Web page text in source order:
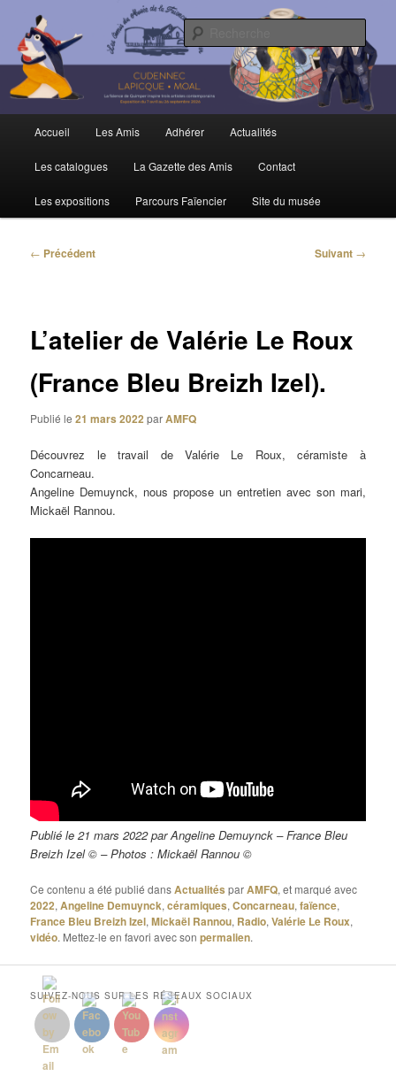
contenu
principalAmis du Musée et de la Faïence de
Quimper
Trois siècles de tradition faïencière
principal
Accueil Les Amis Adhérer Actualités
Les catalogues La Gazette des Amis Contact
Les expositions Parcours Faïencier Site du musée
Navigation
← Précédent Suivant →
L’atelier de Valérie Le Roux
(France Bleu Breizh Izel).
Publié le21 mars 2022 parAMFQ
Découvrez le travail de Valérie Le Roux, céramiste à
Concarneau.
Angeline Demuynck, nous propose un entretien avec son mari,
Mickaël Rannou.
Publié le 21 mars 2022 par Angeline Demuynck – France Bleu
Breizh Izel © – Photos : Mickaël Rannou ©
Ce contenu a été publié dansActualités parAMFQ, et marqué avec
2022,Angeline Demuynck,céramiques,Concarneau,faïence,
France Bleu Breizh Izel,Mickaël Rannou, Radio,Valérie Le Roux,
vidéo. Mettez-le en favori avec sonpermalien.
SUIVEZ-NOUS SUR LES RÉSEAUX SOCIAUX